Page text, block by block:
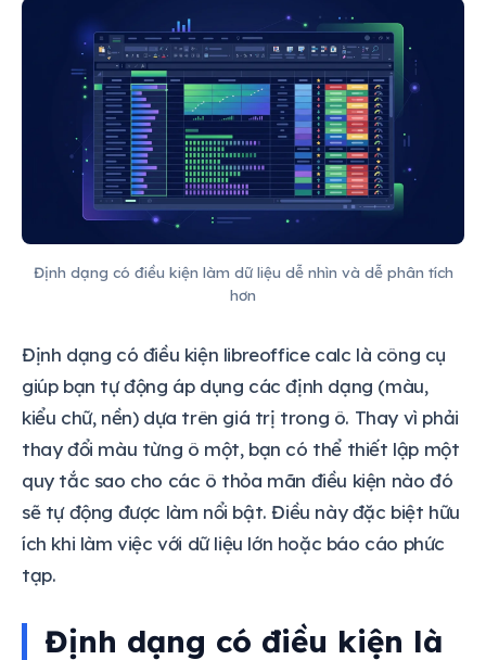
Định dạng có điều kiện làm dữ liệu dễ nhìn và dễ phân tích
hơn
Định dạng có điều kiện libreoffice calc là công cụ
giúp bạn tự động áp dụng các định dạng (màu,
kiểu chữ, nền) dựa trên giá trị trong ô. Thay vì phải
thay đổi màu từng ô một, bạn có thể thiết lập một
quy tắc sao cho các ô thỏa mãn điều kiện nào đó
sẽ tự động được làm nổi bật. Điều này đặc biệt hữu
ích khi làm việc với dữ liệu lớn hoặc báo cáo phức
tạp.
Định dạng có điều kiện là